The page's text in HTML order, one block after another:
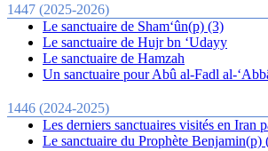
1447 (2025-2026)
Le sanctuaire de Sham‘ûn(p) (3)
Le sanctuaire de Hujr bn ‘Udayy
Le sanctuaire de Hamzah
Un sanctuaire pour Abû al-Fadl al-
1446 (2024-2025)
Les derniers sanctuaires visités en Iran
Le sanctuaire du Prophète Benjamin(p)